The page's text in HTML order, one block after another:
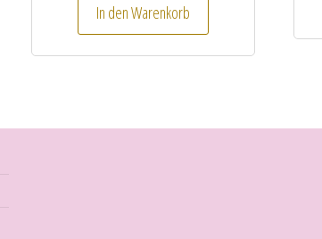
In den Warenkorb